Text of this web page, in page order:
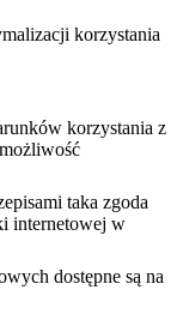
korzystania
korzystania z
taka zgoda
internetowej w
dostępne są na